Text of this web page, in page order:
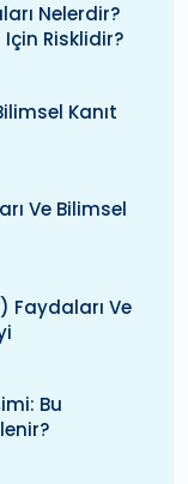
Nelerdir?
Için Risklidir?
Kanıt
Ve Bilimsel
Faydaları Ve
Bu